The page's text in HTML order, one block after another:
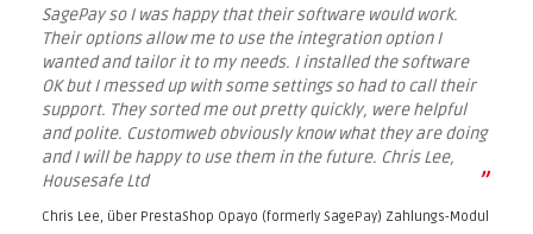
SagePay so I was happy that their software would work.
Their options allow me to use the integration option I
wanted and tailor it to my needs. I installed the software
OK but I messed up with some settings so had to call their
support. They sorted me out pretty quickly, were helpful
and polite. Customweb obviously know what they are doing
and I will be happy to use them in the future. Chris Lee,
Housesafe Ltd
”
Chris Lee, über PrestaShop Opayo (formerly SagePay) Zahlungs-Modul